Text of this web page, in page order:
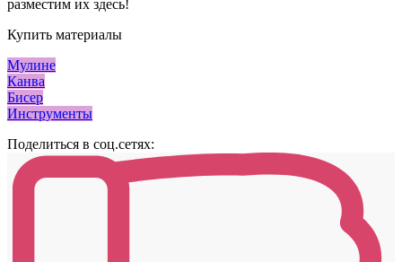
разместим их здесь!
Купить материалы
Мулине
Канва
Бисер
Инструменты
Поделиться в соц.сетях: